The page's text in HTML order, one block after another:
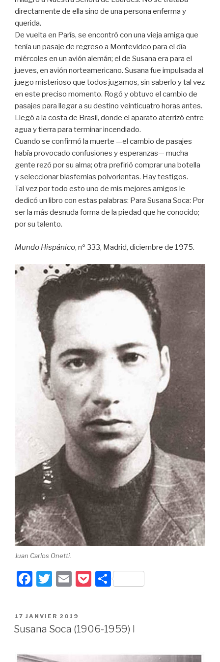
directamente de ella sino de una persona enferma y
querida.
De vuelta en París, se encontró con una vieja amiga que
tenía un pasaje de regreso a Montevideo para el día
miércoles en un avión alemán; el de Susana era para el
jueves, en avión norteamericano. Susana fue impulsada al
juego misterioso que todos jugamos, sin saberlo y tal vez
en este preciso momento. Rogó y obtuvo el cambio de
pasajes para llegar a su destino veinticuatro horas antes.
Llegó a la costa de Brasil, donde el aparato aterrizó entre
agua y tierra para terminar incendiado.
Cuando se confirmó la muerte —el cambio de pasajes
había provocado confusiones y esperanzas— mucha
gente rezó por su alma; otra prefirió comprar una botella
y seleccionar blasfemias polvorientas. Hay testigos.
Tal vez por todo esto uno de mis mejores amigos le
dedicó un libro con estas palabras: Para Susana Soca: Por
ser la más desnuda forma de la piedad que he conocido;
por su talento.
Mundo Hispánico, nº 333, Madrid, diciembre de 1975.
Juan Carlos Onetti.
F
c
e
o
T
tt
er
E
ail
P
k
P
g
PUBLIÉ
LE
17 JANVIER 2019
Susana Soca (1906-1959) I